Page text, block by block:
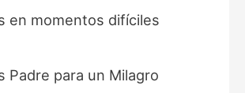
en momentos difíciles
Padre para un Milagro